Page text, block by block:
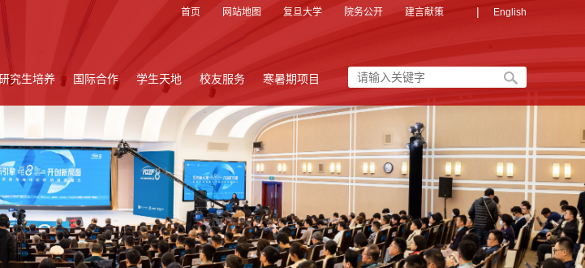
首页 网站地图 复旦大学 院务公开 建言献策 | English
究生培养 国际合作 学生天地 校友服务 寒暑期项目